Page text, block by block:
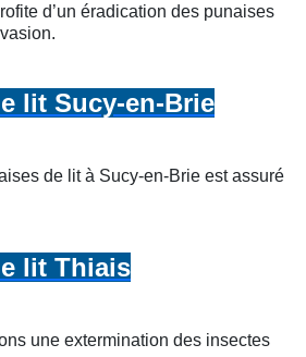
d’un éradication des punaises
lit Sucy-en-Brie
de lit à Sucy-en-Brie est assuré
lit Thiais
une extermination des insectes